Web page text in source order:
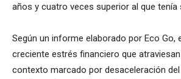
años y cuatro veces superior al que tenía
Según un informe elaborado por Eco Go,
creciente estrés financiero que
contexto marcado por desaceleración